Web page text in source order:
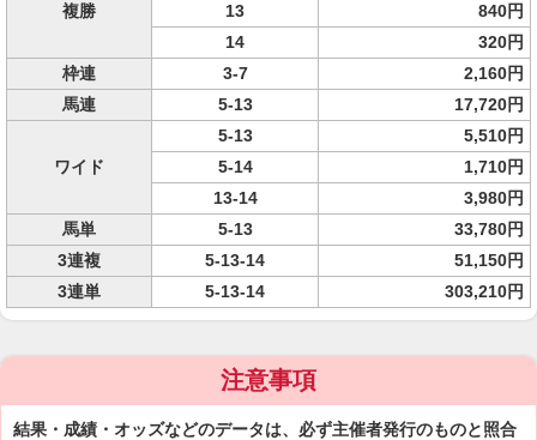
複勝
13
840円
14
320円
枠連
3-7
2,160円
馬連
5-13 17,720円
ワイド
5-13
5,510円
5-14
1,710円
13-14
3,980円
馬単
5-13
33,780円
3連複
5-13-14
51,150円
3連単
5-13-14 303,210円
注意事項
結果・成績・オッズなどのデータは、必ず主催者発行のものと照合